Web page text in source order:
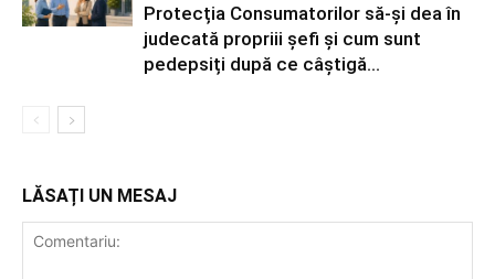
Protecția Consumatorilor să-și dea în
judecată propriii șefi și cum sunt
pedepsiți după ce câștigă...
LĂSAȚI UN MESAJ